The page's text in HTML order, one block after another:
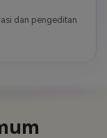
dan pengeditan